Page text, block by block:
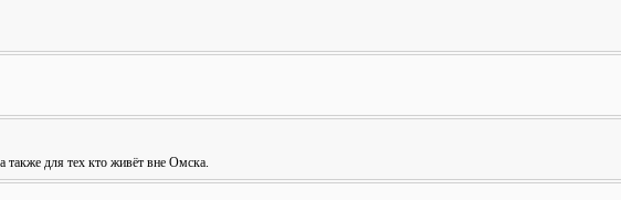
также для тех кто живёт вне Омска.